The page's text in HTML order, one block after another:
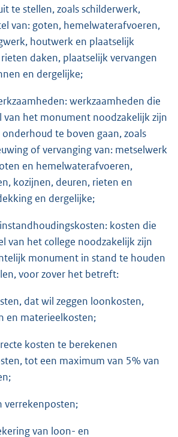
te stellen, zoals schilderwerk,
van: goten, hemelwaterafvoeren,
houtwerk en plaatselijk
daken, plaatselijk vervangen
en dergelijke;
werkzaamheden die
van het monument noodzakelijk zijn
te boven gaan, zoals
of vervanging van: metselwerk
en hemelwaterafvoeren,
kozijnen, deuren, rieten en
en dergelijke;
kosten die
van het college noodzakelijk zijn
monument in stand te houden
voor zover het betreft:
dat wil zeggen loonkosten,
en materieelkosten;
kosten te berekenen
tot een maximum van 5% van
verrekenposten;
van loon- en